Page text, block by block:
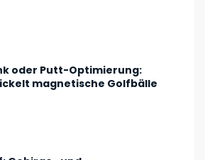
oder Putt-Optimierung:
magnetische Golfbälle